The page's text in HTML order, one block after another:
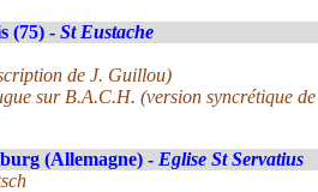
(75) - St Eustache
de J. Guillou)
sur B.A.C.H. (version syncrétique
(Allemagne) - Eglise St Servatius